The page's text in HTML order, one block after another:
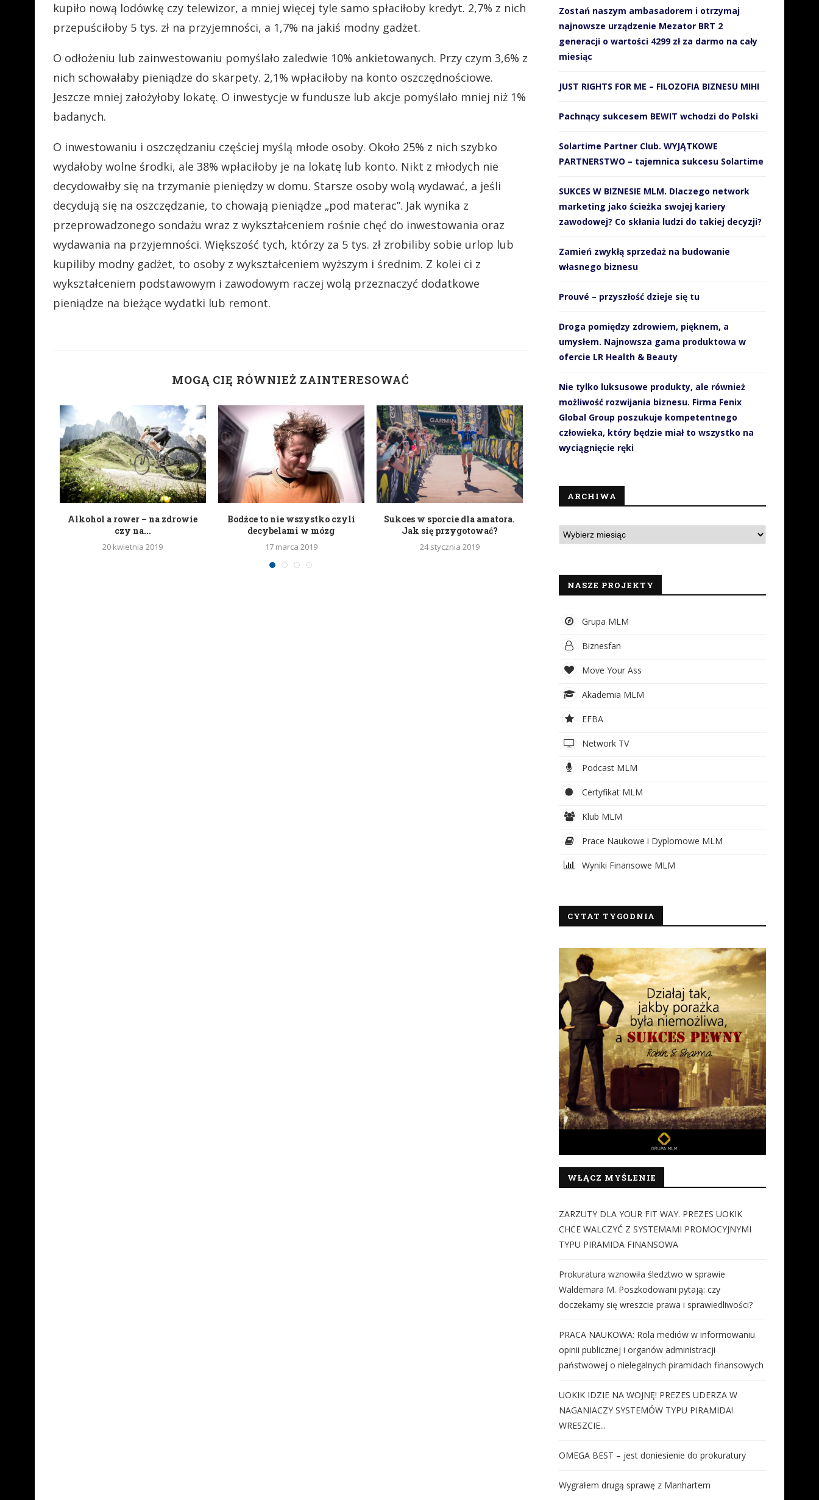
kupiło nową lodówkę czy telewizor, a mniej więcej tyle samo spłaciłoby kredyt. 2,7% z nich
przepuściłoby 5 tys. zł na przyjemności, a 1,7% na jakiś modny gadżet.
O odłożeniu lub zainwestowaniu pomyślało zaledwie 10% ankietowanych. Przy czym 3,6% z
nich schowałaby pieniądze do skarpety. 2,1% wpłaciłoby na konto oszczędnościowe.
Jeszcze mniej założyłoby lokatę. O inwestycje w fundusze lub akcje pomyślało mniej niż 1%
badanych.
O inwestowaniu i oszczędzaniu częściej myślą młode osoby. Około 25% z nich szybko
wydałoby wolne środki, ale 38% wpłaciłoby je na lokatę lub konto. Nikt z młodych nie
decydowałby się na trzymanie pieniędzy w domu. Starsze osoby wolą wydawać, a jeśli
decydują się na oszczędzanie, to chowają pieniądze „pod materac”. Jak wynika z
przeprowadzonego sondażu wraz z wykształceniem rośnie chęć do inwestowania oraz
wydawania na przyjemności. Większość tych, którzy za 5 tys. zł zrobiliby sobie urlop lub
kupiliby modny gadżet, to osoby z wykształceniem wyższym i średnim. Z kolei ci z
wykształceniem podstawowym i zawodowym raczej wolą przeznaczyć dodatkowe
pieniądze na bieżące wydatki lub remont.
MOGĄ CIĘ RÓWNIEŻ ZAINTERESOWAĆ
Alkohol a rower – na zdrowie
czy na...
20 kwietnia 2019
Bodźce to nie wszystko czyli
decybelami w mózg
17 marca 2019
Sukces w sporcie dla amatora.
Jak się przygotować?
24 stycznia 2019
organizacyjnie i finansowo
WOŚP?
jeść mięso, aby...
21 listopada 2018
Zostań naszym ambasadorem i otrzymaj
najnowsze urządzenie Mezator BRT 2
generacji o wartości 4299 zł za darmo na cały
miesiąc
JUST RIGHTS FOR ME – FILOZOFIA BIZNESU MIHI
Pachnący sukcesem BEWIT wchodzi do Polski
Solartime Partner Club. WYJĄTKOWE
PARTNERSTWO – tajemnica sukcesu Solartime
SUKCES W BIZNESIE MLM. Dlaczego network
marketing jako ścieżka swojej kariery
zawodowej? Co skłania ludzi do takiej decyzji?
Zamień zwykłą sprzedaż na budowanie
własnego biznesu
Prouvé – przyszłość dzieje się tu
Droga pomiędzy zdrowiem, pięknem, a
umysłem. Najnowsza gama produktowa w
ofercie LR Health & Beauty
Nie tylko luksusowe produkty, ale również
możliwość rozwijania biznesu. Firma Fenix
Global Group poszukuje kompetentnego
człowieka, który będzie miał to wszystko na
wyciągnięcie ręki
ARCHIWA
NASZE PROJEKTY
Grupa MLM
Biznesfan
Move Your Ass
Akademia MLM
EFBA
Network TV
Podcast MLM
Certyfikat MLM
Klub MLM
Prace Naukowe i Dyplomowe MLM
Wyniki Finansowe MLM
CYTAT TYGODNIA
WŁĄCZ MYŚLENIE
ZARZUTY DLA YOUR FIT WAY. PREZES UOKIK
CHCE WALCZYĆ Z SYSTEMAMI PROMOCYJNYMI
TYPU PIRAMIDA FINANSOWA
Prokuratura wznowiła śledztwo w sprawie
Waldemara M. Poszkodowani pytają: czy
doczekamy się wreszcie prawa i sprawiedliwości?
PRACA NAUKOWA: Rola mediów w informowaniu
opinii publicznej i organów administracji
państwowej o nielegalnych piramidach finansowych
UOKIK IDZIE NA WOJNĘ! PREZES UDERZA W
NAGANIACZY SYSTEMÓW TYPU PIRAMIDA!
WRESZCIE...
OMEGA BEST – jest doniesienie do prokuratury
Wygrałem drugą sprawę z Manhartem